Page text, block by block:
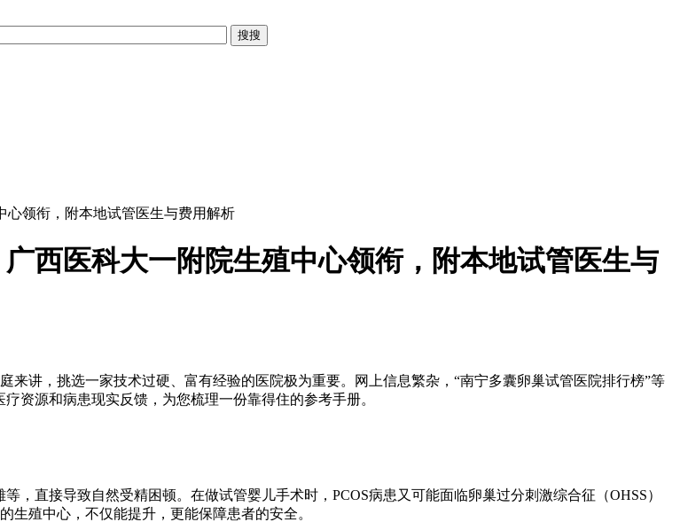
心领衔，附本地试管医生与费用解析
西医科大一附院生殖中心领衔，附本地试管医生与
来讲，挑选一家技术过硬、富有经验的医院极为重要。网上信息繁杂，“南宁多囊卵巢试管医院排行榜”等
资源和病患现实反馈，为您梳理一份靠得住的参考手册。
直接导致自然受精困顿。在做试管婴儿手术时，PCOS病患又可能面临卵巢过分刺激综合征（OHSS）
生殖中心，不仅能提升，更能保障患者的安全。